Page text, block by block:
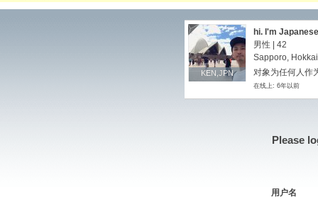
KEN,JPN
KEN,JPN
hi. I'm
study more
男性 | 42
Sapporo,
对象为任何人作
在线上: 6年以前
Please
用户名